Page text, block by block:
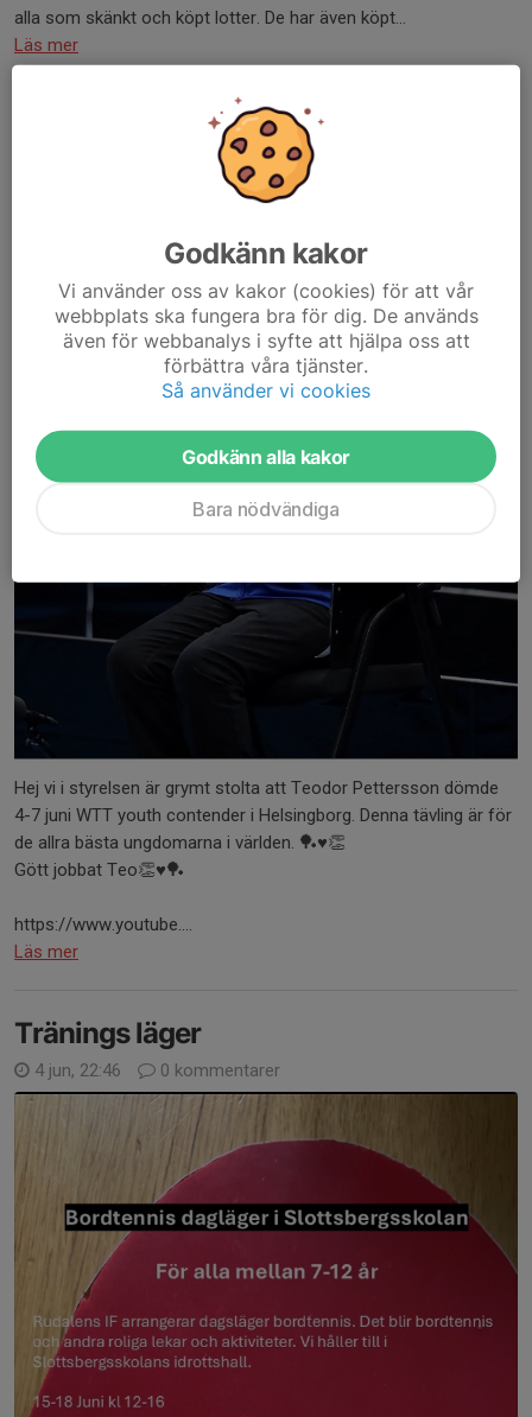
alla som skänkt och köpt lotter. De har även köpt...
Läs mer
Domare i WTT youth Contender
3 kommentarer
Hej vi i styrelsen är grymt stolta att Teodor Pettersson dömde
4-7 juni WTT youth contender i Helsingborg. Denna tävling är för
de allra bästa ungdomarna i världen. 🏓♥️👏
Gött jobbat Teo👏♥️🏓
https://www.youtube....
Läs mer
Tränings läger
4 jun, 22:46 0 kommentarer
Godkänn kakor
Vi använder oss av kakor (cookies) för att vår
webbplats ska fungera bra för dig. De används
även för webbanalys i syfte att hjälpa oss att
förbättra våra tjänster.
Så använder vi cookies
Godkänn alla kakor
Bara nödvändiga